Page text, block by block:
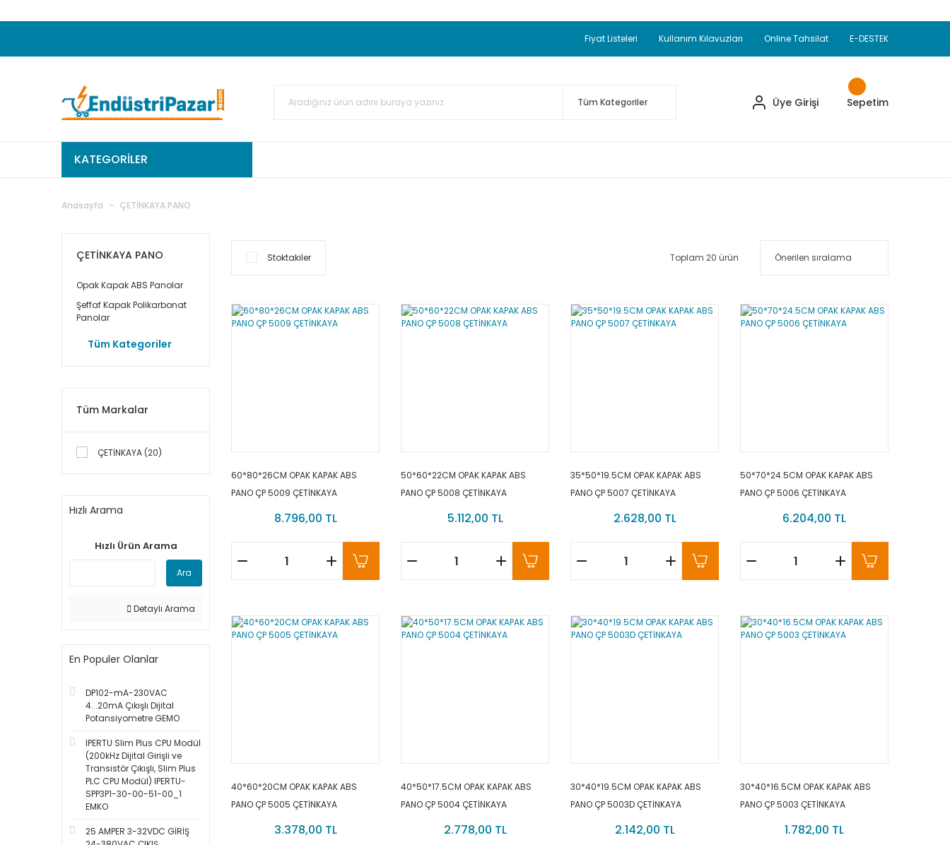
20.000TL ve Üzeri Alışverişlerinizde KARGO BEDAVATC Standart Bayonet J Tip Termokupul Ürünlerinde 50 Adet Alımlarda Sepette Ekstra %5 İskonto...
TC Standart Bayonet J Tip Termokupul Ürünlerinde 250 Adet Alımlarda Sepette
50.000,00TL ve Üzeri EMKO Ürünleri Alışverişlerinizde Sepette
Fiyat Listeleri Kullanım Kılavuzları Online Tahsilat E-DESTEK
Üye Girişi Sepetim
KATEGORİLER
Anasayfa ÇETİNKAYA PANO
ÇETİNKAYA PANO
Opak Kapak ABS Panolar
Şeffaf Kapak Polikarbonat
Panolar
Tüm Kategoriler
Tüm Markalar
ÇETİNKAYA (20)
Hızlı Arama
Hızlı Ürün Arama
Ara
Detaylı Arama
En Populer Olanlar
DP102-mA-230VAC
4...20mA Çıkışlı Dijital
Potansiyometre GEMO
IPERTU Slim Plus CPU Modül
(200kHz Dijital Girişli ve
Transistör Çıkışlı, Slim Plus
PLC CPU Modül) IPERTU-
SPP3P1-30-00-51-00_1
EMKO
25 AMPER 3-32VDC GİRİŞ
Stoktakiler Toplam 20 ürün
60*80*26CM OPAK KAPAK ABS
PANO ÇP 5009 ÇETİNKAYA
8.796,00 TL
50*60*22CM OPAK KAPAK ABS
PANO ÇP 5008 ÇETİNKAYA
5.112,00 TL
35*50*19.5CM OPAK KAPAK ABS
PANO ÇP 5007 ÇETİNKAYA
2.628,00 TL
50*70*24.5CM OPAK KAPAK ABS
PANO ÇP 5006 ÇETİNKAYA
6.204,00 TL
40*60*20CM OPAK KAPAK ABS
PANO ÇP 5005 ÇETİNKAYA
3.378,00 TL
40*50*17.5CM OPAK KAPAK ABS
PANO ÇP 5004 ÇETİNKAYA
2.778,00 TL
30*40*19.5CM OPAK KAPAK ABS
PANO ÇP 5003D ÇETİNKAYA
2.142,00 TL
30*40*16.5CM OPAK KAPAK ABS
PANO ÇP 5003 ÇETİNKAYA
1.782,00 TL